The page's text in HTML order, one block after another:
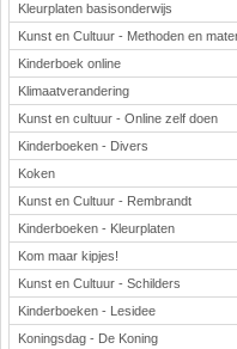
Kleurplaten basisonderwijs
Kunst en Cultuur - Methoden en
Kinderboek online
Klimaatverandering
Kunst en cultuur - Online zelf doen
Kinderboeken - Divers
Koken
Kunst en Cultuur - Rembrandt
Kinderboeken - Kleurplaten
Kom maar kipjes!
Kunst en Cultuur - Schilders
Kinderboeken - Lesidee
Koningsdag - De Koning